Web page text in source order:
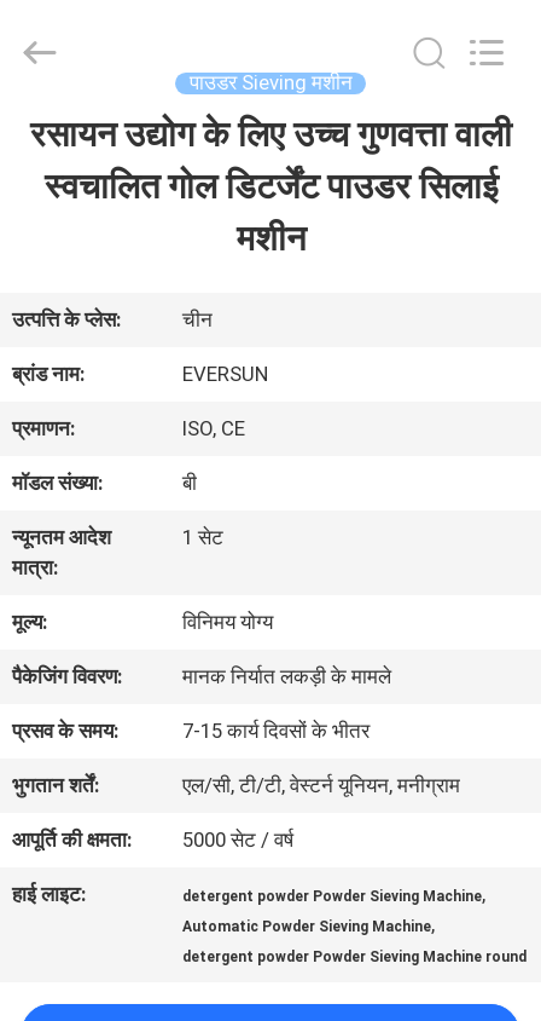
घर
वीआर
दिखाएँ
हमारे
बारे
में
कारखाना
भ्रमण
गुणवत्ता
नियंत्रण
(Henan)
Rights
पाउडर Sieving मशीन
रसायन उद्योग के लिए उच्च गुणवत्ता वाली
स्वचालित गोल डिटर्जेंट पाउडर सिलाई
मशीन
उत्पत्ति के प्लेस: चीन
ब्रांड नाम: EVERSUN
प्रमाणन: ISO, CE
मॉडल संख्या: बी
न्यूनतम आदेश
मात्रा:
1 सेट
मूल्य: विनिमय योग्य
पैकेजिंग विवरण: मानक निर्यात लकड़ी के मामले
प्रसव के समय: 7-15 कार्य दिवसों के भीतर
भुगतान शर्तें: एल/सी, टी/टी, वेस्टर्न यूनियन, मनीग्राम
आपूर्ति की क्षमता: 5000 सेट / वर्ष
हाई लाइट: detergent powder Powder Sieving Machine,
Automatic Powder Sieving Machine,
detergent powder Powder Sieving Machine round